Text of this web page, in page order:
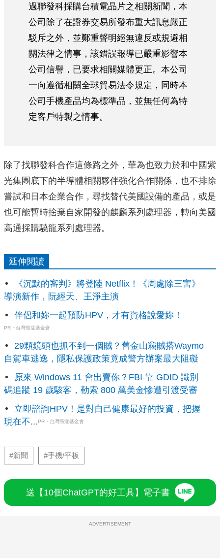
過聯發科採購台積電晶片之相關新聞，本
公司除了在證券交易所發布重大訊息嚴正
駁斥之外，並鄭重聲明絕無違反或規避相
關法律之情事，該錯誤報導已嚴重影響本
公司信譽，已要求相關媒體更正。本公司
一向遵循相關全球貿易法令規定，同時本
公司手機產品均為標準品，並無任何為特
定客戶特製之情事。
除了找聯發科合作這條路之外，華為也致力於和中國紫
光集團底下的半導體相關夥伴強化合作關係，也不排除
嘗試和日本企業合作，尋找替代美國設備的產品，或是
也可能暫時捨棄自家開發的麒麟系列處理器，轉向美國
高通採購驍龍系列處理器。
延伸閱讀
《沉默的審判》將登陸 Netflix！《周處除三害》
導演新作，阮經天、王淨主演
伴侶和妳一起預防HPV，才有資格說愛妳！
PR・台灣癌症基金會
29顆鏡頭也抓不到一個賊？舊金山竊賊搭Waymo
自駕車逃逸，隱私保護政策竟成警方辦案最大阻礙
原來 Windows 11 會出賣你？FBI 靠 GDID 識別
碼追蹤 19 歲駭客，勒索 800 萬美金慘遭引渡受審
立即諮詢HPV！是對自己健康最好的投資，把握
現在不...PR・台灣癌症基金會
#新聞 #手機/平板
送【10個ChatGPT的好工具】電子書
ADVERTISEMENT